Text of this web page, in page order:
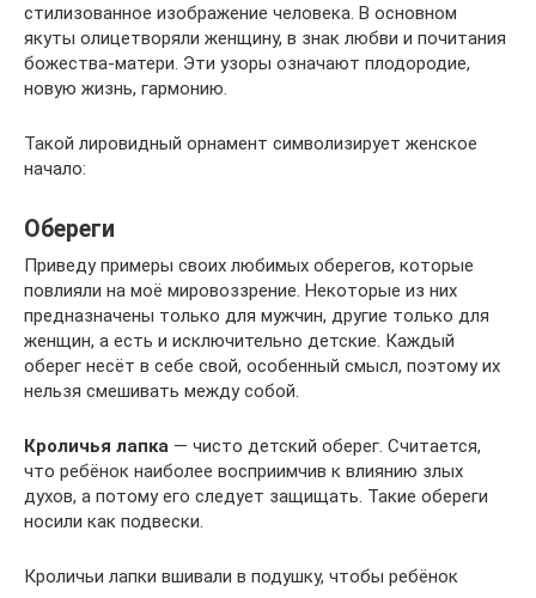
стилизованное изображение человека. В основном
якуты олицетворяли женщину, в знак любви и почитания
божества-матери. Эти узоры означают плодородие,
новую жизнь, гармонию.
Такой лировидный орнамент символизирует женское
начало:
Обереги
Приведу примеры своих любимых оберегов, которые
повлияли на моё мировоззрение. Некоторые из них
предназначены только для мужчин, другие только для
женщин, а есть и исключительно детские. Каждый
оберег несёт в себе свой, особенный смысл, поэтому их
нельзя смешивать между собой.
Кроличья лапка — чисто детский оберег. Считается,
что ребёнок наиболее восприимчив к влиянию злых
духов, а потому его следует защищать. Такие обереги
носили как подвески.
Кроличьи лапки вшивали в подушку, чтобы ребёнок